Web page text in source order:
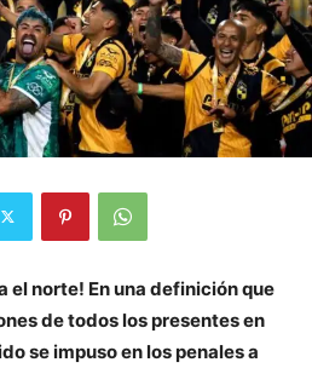
el norte! En una definición que
de todos los presentes en
se impuso en los penales a